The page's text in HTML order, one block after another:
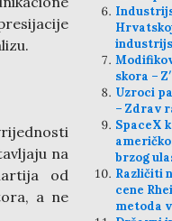
na
od
a ne
skora –
Uzroci
– Zdrav
SpaceX
brzog
Različiti
cene
metoda